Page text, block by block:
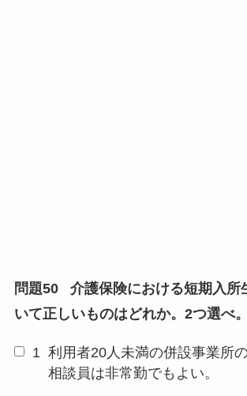
問題50
介護保険における短期入所
いて正しいものはどれか。2つ選べ。
1 利用者20人未満の併設事業所
相談員は非常勤でもよい。